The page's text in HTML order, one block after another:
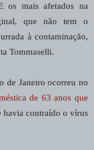
os mais afetados na
que não tem o
à contaminação,
Tommaselli.
de Janeiro ocorreu no
de 63 anos que
havia contraído o vírus